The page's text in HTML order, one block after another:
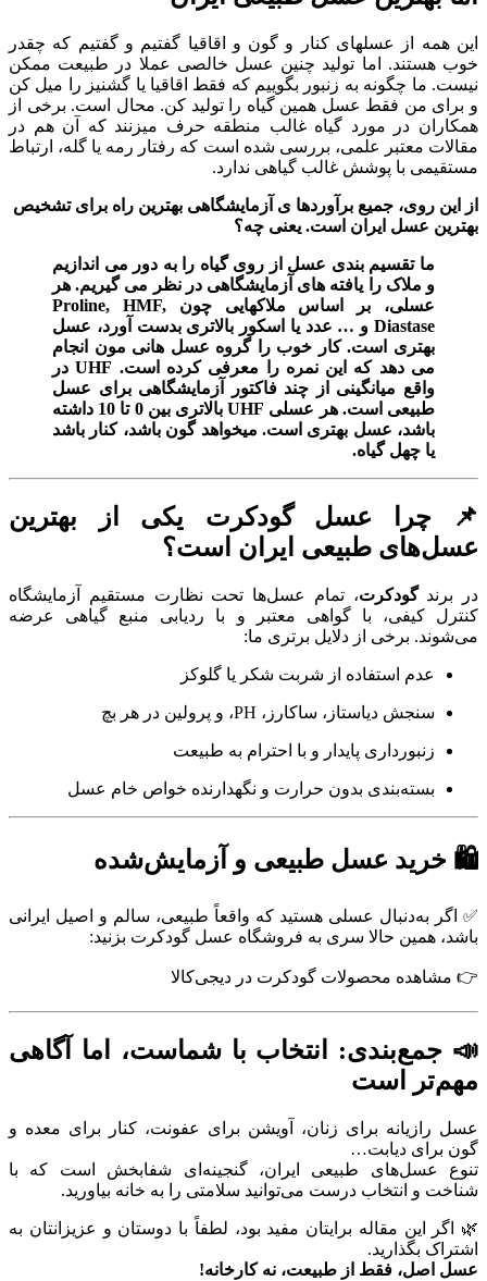
این همه از عسلهای کنار و گون و اقاقیا گفتیم و گفتیم که چقدر
خوب هستند. اما تولید چنین عسل خالصی عملا در طبیعت ممکن
نیست. ما چگونه به زنبور بگوییم که فقط اقاقیا یا گشنیز را میل کن
و برای من فقط عسل همین گیاه را تولید کن. محال است. برخی از
همکاران در مورد گیاه غالب منطقه حرف میزنند که آن هم در
مقالات معتبر علمی، بررسی شده است که رفتار رمه یا گله، ارتباط
مستقیمی با پوشش غالب گیاهی ندارد.
از این روی، جمیع برآوردها ی آزمایشگاهی بهترین راه برای تشخیص
بهترین عسل ایران است. یعنی چه؟
ما تقسیم بندی عسل از روی گیاه را به دور می اندازیم
و ملاک را یافته های آزمایشگاهی در نظر می گیریم. هر
عسلی، بر اساس ملاکهایی چون Proline, HMF,
Diastase و … عدد یا اسکور بالاتری بدست آورد، عسل
بهتری است. کار خوب را گروه عسل هانی مون انجام
می دهد که این نمره را معرفی کرده است. UHF در
واقع میانگینی از چند فاکتور آزمایشگاهی برای عسل
طبیعی است. هر عسلی UHF بالاتری بین 0 تا 10 داشته
باشد، عسل بهتری است. میخواهد گون باشد، کنار باشد
یا چهل گیاه.
📌 چرا عسل گودکرت یکی از بهترین
عسل‌های طبیعی ایران است؟
در برندگودکرت، تمام عسل‌ها تحت نظارت مستقیم آزمایشگاه
کنترل کیفی، با گواهی معتبر و با ردیابی منبع گیاهی عرضه
می‌شوند. برخی از دلایل برتری ما:
عدم استفاده از شربت شکر یا گلوکز
سنجش دیاستاز، ساکارز، PH، و پرولین در هر بچ
زنبورداری پایدار و با احترام به طبیعت
بسته‌بندی بدون حرارت و نگهدارنده خواص خام عسل
🛍️ خرید عسل طبیعی و آزمایش‌شده
✅ اگر به‌دنبال عسلی هستید که واقعاً طبیعی، سالم و اصیل ایرانی
باشد، همین حالا سری به فروشگاه عسل گودکرت بزنید:
👉 مشاهده محصولات گودکرت در دیجی‌کالا
📣 جمع‌بندی: انتخاب با شماست، اما آگاهی
مهم‌تر است
عسل رازیانه برای زنان، آویشن برای عفونت، کنار برای معده و
گون برای دیابت…
تنوع عسل‌های طبیعی ایران، گنجینه‌ای شفابخش است که با
شناخت و انتخاب درست می‌توانید سلامتی را به خانه بیاورید.
🌿 اگر این مقاله برایتان مفید بود، لطفاً با دوستان و عزیزانتان به
اشتراک بگذارید.
عسل اصل، فقط از طبیعت، نه کارخانه!